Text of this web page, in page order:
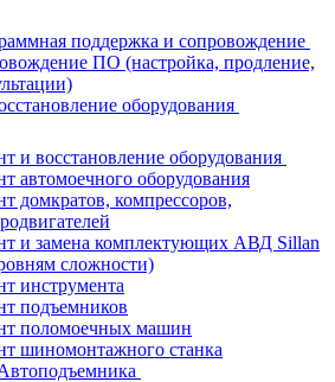
поддержка и сопровождение
ПО (настройка, продление,
оборудования
и восстановление оборудования
автомоечного оборудования
домкратов, компрессоров,
и замена комплектующих АВД Sillan
сложности)
инструмента
подъемников
поломоечных машин
шиномонтажного станка